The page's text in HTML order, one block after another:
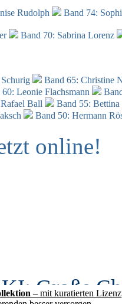
Rudolph
Band 74:
Band 70: Sabrina Lorenz
Band 65: Christine
60: Leonie Flachsmann
Ball
Band 55:
Band 50: Hermann
online!
– mit kuratierten
Große